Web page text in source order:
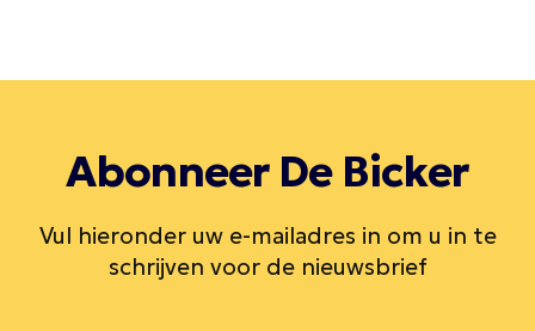
Abonneer De Bicker
Vul hieronder uw e-mailadres in om u in te
schrijven voor de nieuwsbrief